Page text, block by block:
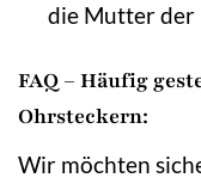
die Mutter der
FAQ – Häufig
Ohrsteckern:
Wir möchten